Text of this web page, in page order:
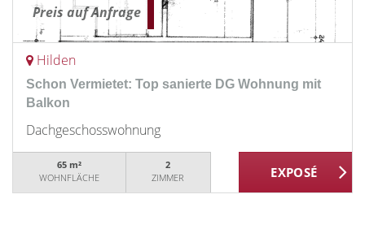
Preis auf Anfrage
Hilden
Schon Vermietet: Top sanierte DG Wohnung mit
Balkon
Dachgeschosswohnung
65 m²
WOHNFLÄCHE
2
ZIMMER